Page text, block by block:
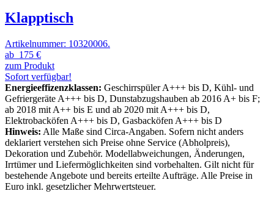
Klapptisch
Artikelnummer: 10320006.
ab 175 €
zum Produkt
Sofort verfügbar!
Energieeffizenzklassen: Geschirrspüler A+++ bis D, Kühl- und
Gefriergeräte A+++ bis D, Dunstabzugshauben ab 2016 A+ bis F;
ab 2018 mit A++ bis E und ab 2020 mit A+++ bis D,
Elektrobacköfen A+++ bis D, Gasbacköfen A+++ bis D
Hinweis: Alle Maße sind Circa-Angaben. Sofern nicht anders
deklariert verstehen sich Preise ohne Service (Abholpreis),
Dekoration und Zubehör. Modellabweichungen, Änderungen,
Irrtümer und Liefermöglichkeiten sind vorbehalten. Gilt nicht für
bestehende Angebote und bereits erteilte Aufträge. Alle Preise in
Euro inkl. gesetzlicher Mehrwertsteuer.